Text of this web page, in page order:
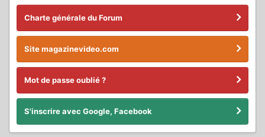
Charte générale du Forum
Site magazinevideo.com
Mot de passe oublié ?
S'inscrire avec Google, Facebook